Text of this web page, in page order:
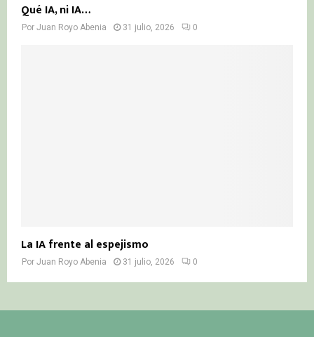
Qué IA, ni IA…
Por Juan Royo Abenia 31 julio, 2026 0
La IA frente al espejismo
Por Juan Royo Abenia 31 julio, 2026 0